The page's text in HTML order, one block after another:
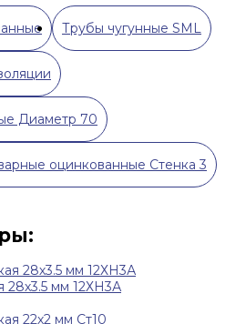
Трубы чугунные SML
Диаметр 70
оцинкованные Стенка 3
28х3.5 мм 12ХН3А